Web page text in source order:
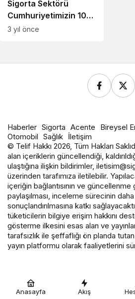
Sigorta Sektörü
Cumhuriyetimizin 100.
Yılına Özel Plaj
3 yıl önce
Anasayfa Akış
Haberler Sigorta Acente Bireysel
Otomobil Sağlık İletişim
© Telif Hakkı 2026, Tüm Hakları
alan içeriklerin güncellendiği,
ulaştığına ilişkin bildirimler,
üzerinden tarafımıza iletilebilir.
içeriğin bağlantısının ve
paylaşılması, inceleme sürecinin daha
sonuçlandırılmasına katkı
tüketicilerin bilgiye erişim hakkını
gösterme ilkesini esas alan ve
tarafsızlık ile şeffaflığı ön planda
yayın platformu olarak faaliyetlerini